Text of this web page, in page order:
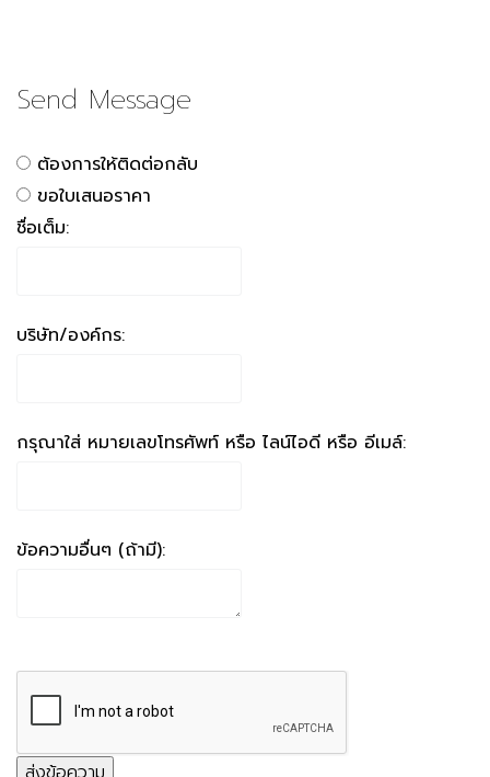
Send Message
ต้องการให้ติดต่อกลับ
ขอใบเสนอราคา
ชื่อเต็ม:
บริษัท/องค์กร:
กรุณาใส่ หมายเลขโทรศัพท์ หรือ ไลน์ไอดี หรือ อีเมล์:
ข้อความอื่นๆ (ถ้ามี):